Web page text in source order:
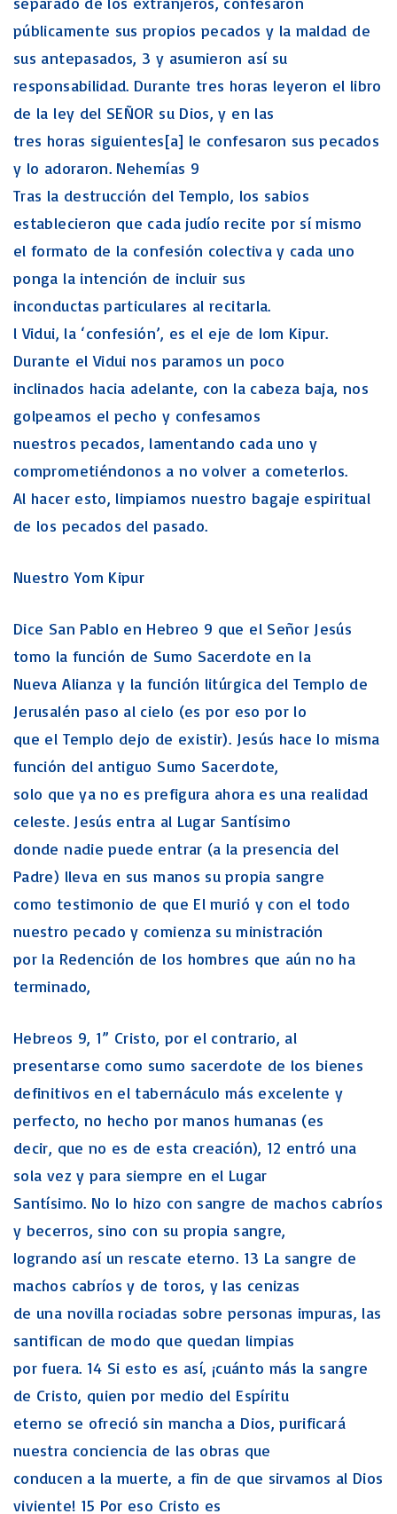
públicamente sus propios pecados y la maldad de
sus antepasados, 3 y asumieron así su
responsabilidad. Durante tres horas leyeron el libro
de la ley del SEÑOR su Dios, y en las
tres horas siguientes[a] le confesaron sus pecados
y lo adoraron. Nehemías 9
Tras la destrucción del Templo, los sabios
establecieron que cada judío recite por sí mismo
el formato de la confesión colectiva y cada uno
ponga la intención de incluir sus
inconductas particulares al recitarla.
l Vidui, la ‘confesión’, es el eje de Iom Kipur.
Durante el Vidui nos paramos un poco
inclinados hacia adelante, con la cabeza baja, nos
golpeamos el pecho y confesamos
nuestros pecados, lamentando cada uno y
comprometiéndonos a no volver a cometerlos.
Al hacer esto, limpiamos nuestro bagaje espiritual
de los pecados del pasado.
Nuestro Yom Kipur
Dice San Pablo en Hebreo 9 que el Señor Jesús
tomo la función de Sumo Sacerdote en la
Nueva Alianza y la función litúrgica del Templo de
Jerusalén paso al cielo (es por eso por lo
que el Templo dejo de existir). Jesús hace lo misma
función del antiguo Sumo Sacerdote,
solo que ya no es prefigura ahora es una realidad
celeste. Jesús entra al Lugar Santísimo
donde nadie puede entrar (a la presencia del
Padre) lleva en sus manos su propia sangre
como testimonio de que El murió y con el todo
nuestro pecado y comienza su ministración
por la Redención de los hombres que aún no ha
terminado,
Hebreos 9, 1” Cristo, por el contrario, al
presentarse como sumo sacerdote de los bienes
definitivos en el tabernáculo más excelente y
perfecto, no hecho por manos humanas (es
decir, que no es de esta creación), 12 entró una
sola vez y para siempre en el Lugar
Santísimo. No lo hizo con sangre de machos cabríos
y becerros, sino con su propia sangre,
logrando así un rescate eterno. 13 La sangre de
machos cabríos y de toros, y las cenizas
de una novilla rociadas sobre personas impuras, las
santifican de modo que quedan limpias
por fuera. 14 Si esto es así, ¡cuánto más la sangre
de Cristo, quien por medio del Espíritu
eterno se ofreció sin mancha a Dios, purificará
nuestra conciencia de las obras que
conducen a la muerte, a fin de que sirvamos al Dios
viviente! 15 Por eso Cristo es